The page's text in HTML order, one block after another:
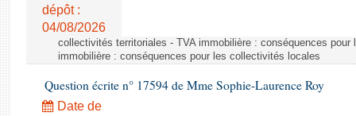
dépôt :
04/08/2026
collectivités territoriales - TVA immobilière : conséquences
immobilière : conséquences pour les collectivités locales
Question écrite n° 17594 de Mme Sophie-Laurence Roy
Date de